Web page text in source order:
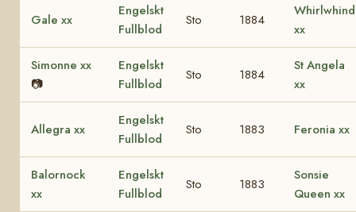
Gale xx
Engelskt
Fullblod
Sto 1884
Whirlwhind
xx
Simonne xx
📷
Engelskt
Fullblod
Sto 1884
St Angela
xx
Allegra xx
Engelskt
Fullblod
Sto 1883 Feronia xx
Balornock
xx
Engelskt
Fullblod
Sto 1883
Sonsie
Queen xx